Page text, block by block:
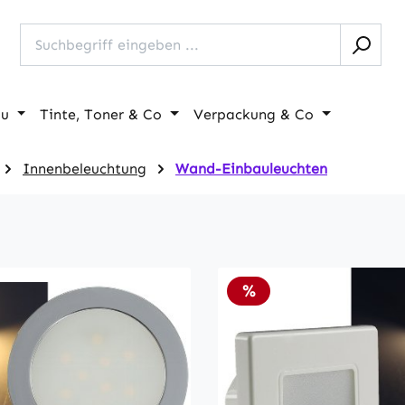
Tinte, Toner & Co Verpackung & Co
Innenbeleuchtung Wand-Einbauleuchten
Rabatt
%